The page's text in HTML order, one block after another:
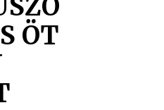
ÖT